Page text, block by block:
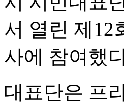
서 열린 제12
사에 참여했
대표단은 프